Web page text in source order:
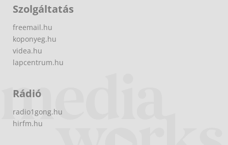
Szolgáltatás
freemail.hu
koponyeg.hu
videa.hu
lapcentrum.hu
Rádió
radio1gong.hu
hirfm.hu